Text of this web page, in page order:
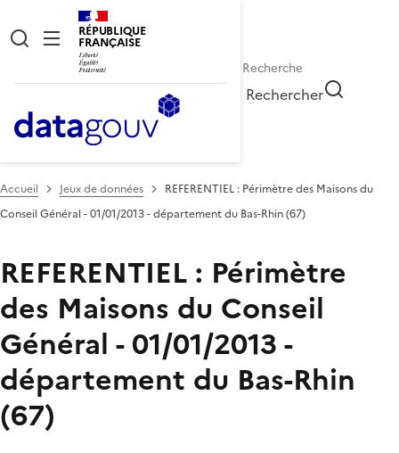
RÉPUBLIQUE
FRANÇAISE
Rechercher
Accueil Jeux de données
REFERENTIEL : Périmètre des Maisons du
Conseil Général - 01/01/2013 - département du Bas-Rhin (67)
REFERENTIEL : Périmètre
des Maisons du Conseil
Général - 01/01/2013 -
département du Bas-Rhin
(67)